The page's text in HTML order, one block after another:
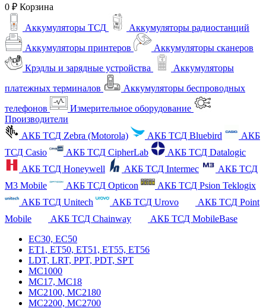
0 ₽ Корзина
Аккумуляторы ТСД
Аккумуляторы радиостанций
Аккумуляторы принтеров
Аккумуляторы сканеров
Крэдлы и зарядные устройства
Аккумуляторы
платежных терминалов
Аккумуляторы беспроводных
телефонов
Измерительное оборудование
Производители
АКБ ТСД Zebra (Motorola)
АКБ ТСД Bluebird
АКБ
ТСД Casio
АКБ ТСД CipherLab
АКБ ТСД Datalogic
АКБ ТСД Honeywell
АКБ ТСД Intermec
АКБ ТСД
M3 Mobile
АКБ ТСД Opticon
АКБ ТСД Psion Teklogix
АКБ ТСД Unitech
АКБ ТСД Urovo
АКБ ТСД Point
Mobile
АКБ ТСД Chainway
АКБ ТСД MobileBase
EC30, EC50
ET1, ET50, ET51, ET55, ET56
LDT, LRT, PPT, PDT, SPT
MC1000
MC17, MC18
MC2100, MC2180
MC2200, MC2700